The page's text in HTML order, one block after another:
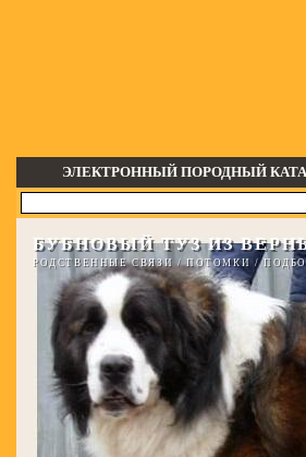
ЭЛЕКТРОННЫЙ ПОРОДНЫЙ
БУБНОВЫЙ ТУЗ ИЗ
РОДСТВЕННЫЕ СВЯЗИ /ПОТОМКИ /